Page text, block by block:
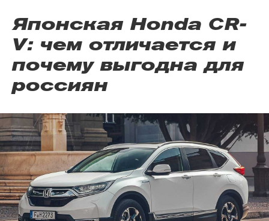
Японская Honda CR-
V: чем отличается и
почему выгодна для
россиян